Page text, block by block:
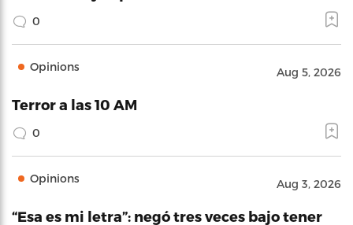
0
Opinions Aug 5, 2026
Terror a las 10 AM
0
Opinions Aug 3, 2026
“Esa es mi letra”: negó tres veces bajo tener